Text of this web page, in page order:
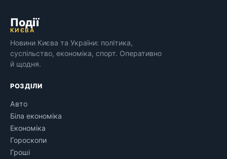
Події
КИЄВА
Новини Києва та України: політика,
суспільство, економіка, спорт. Оперативно
й щодня.
РОЗДІЛИ
Авто
Біла економіка
Економіка
Гороскопи
Гроші